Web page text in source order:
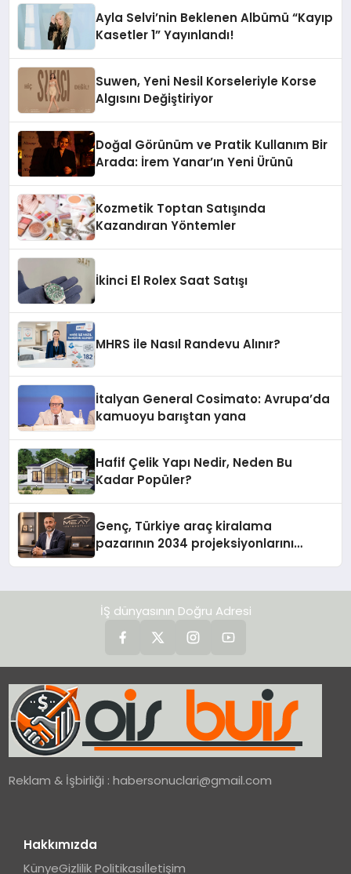
Ayla Selvi’nin Beklenen Albümü “Kayıp
Kasetler 1” Yayınlandı!
Suwen, Yeni Nesil Korseleriyle Korse
Algısını Değiştiriyor
Doğal Görünüm ve Pratik Kullanım Bir
Arada: İrem Yanar’ın Yeni Ürünü
Kozmetik Toptan Satışında
Kazandıran Yöntemler
İkinci El Rolex Saat Satışı
MHRS ile Nasıl Randevu Alınır?
İtalyan General Cosimato: Avrupa’da
kamuoyu barıştan yana
Hafif Çelik Yapı Nedir, Neden Bu
Kadar Popüler?
Genç, Türkiye araç kiralama
pazarının 2034 projeksiyonlarını
İŞ dünyasının Doğru Adresi
Reklam & İşbirliği :habersonuclari@gmail.com
Hakkımızda
KünyeGizlilik Politikasıİletişim